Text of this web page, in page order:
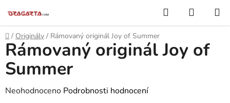
na
obsah
Hledat
KOŠÍK
Domů
/ Originály / Rámovaný originál Joy of Summer
Rámovaný originál Joy of
Summer
Průměrné
Neohodnoceno Podrobnosti hodnocení